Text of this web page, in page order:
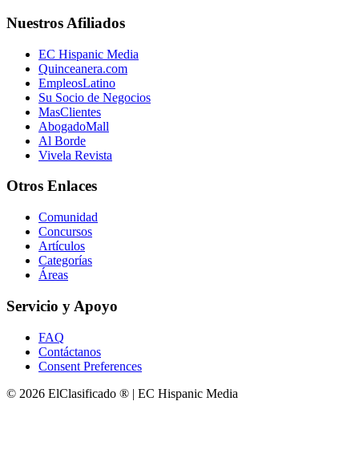
Nuestros Afiliados
EC Hispanic Media
Quinceanera.com
EmpleosLatino
Su Socio de Negocios
MasClientes
AbogadoMall
Al Borde
Vivela Revista
Otros Enlaces
Comunidad
Concursos
Artículos
Categorías
Áreas
Servicio y Apoyo
FAQ
Contáctanos
Consent Preferences
© 2026 ElClasificado ® | EC Hispanic Media